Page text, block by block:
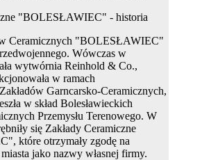
"BOLESŁAWIEC" - historia
Ceramicznych "BOLESŁAWIEC"
Wówczas w
wytwórnia Reinhold & Co.,
w ramach
Garncarsko-Ceramicznych,
w skład Bolesławieckich
Przemysłu Terenowego. W
się Zakłady Ceramiczne
które otrzymały zgodę na
jako nazwy własnej firmy.